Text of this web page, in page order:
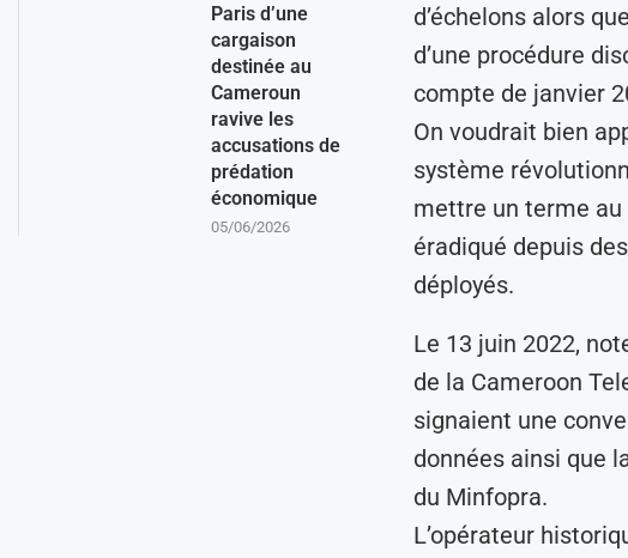
d’échelons alors
d’une procédure
compte de janvier
On voudrait bien
système
mettre un terme
éradiqué depuis
déployés.
Le 13 juin 2022,
de la Cameroon
signaient une
données ainsi que
du Minfopra.
L’opérateur
Paris d’une
cargaison
destinée au
Cameroun
ravive les
accusations de
prédation
économique
05/06/2026